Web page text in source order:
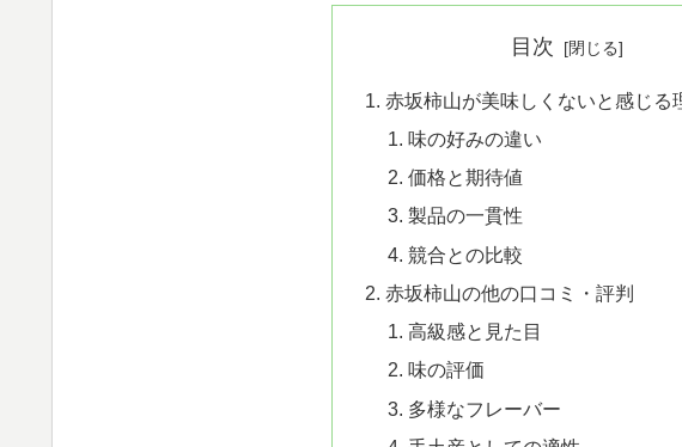
目次
赤坂柿山が美味しくないと感じる
味の好みの違い
価格と期待値
製品の一貫性
競合との比較
赤坂柿山の他の口コミ・評判
高級感と見た目
味の評価
多様なフレーバー